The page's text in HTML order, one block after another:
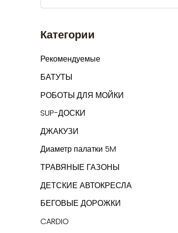
Категории
Рекомендуемые
БАТУТЫ
РОБОТЫ ДЛЯ МОЙКИ
SUP-ДОСКИ
ДЖАКУЗИ
Диаметр палатки 5M
ТРАВЯНЫЕ ГАЗОНЫ
ДЕТСКИЕ АВТОКРЕСЛА
БЕГОВЫЕ ДОРОЖКИ
CARDIO